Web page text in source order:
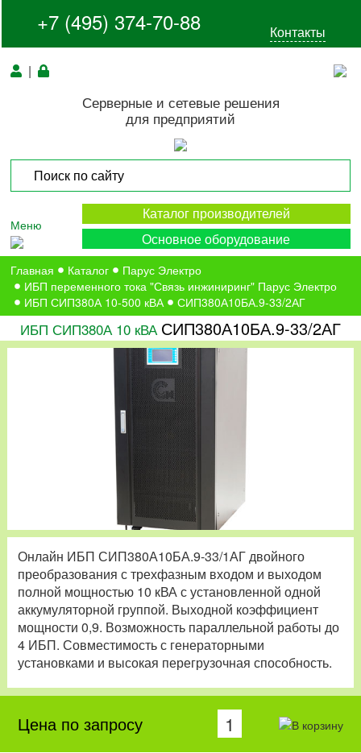
+7 (495) 374-70-88 Контакты
|
Серверные и сетевые решения
для предприятий
Меню
Каталог производителей
Основное оборудование
Главная Каталог
Парус Электро
ИБП переменного тока "Связь инжиниринг" Парус Электро
ИБП СИП380А 10-500 кВА
СИП380А10БА.9-33/2АГ
ИБП СИП380А 10 кВА СИП380А10БА.9-33/2АГ
Онлайн ИБП СИП380А10БА.9-33/1АГ двойного
преобразования с трехфазным входом и выходом
полной мощностью 10 кВА с установленной одной
аккумуляторной группой. Выходной коэффициент
мощности 0,9. Возможность параллельной работы до
4 ИБП. Совместимость с генераторными
установками и высокая перегрузочная способность.
Цена по запросу